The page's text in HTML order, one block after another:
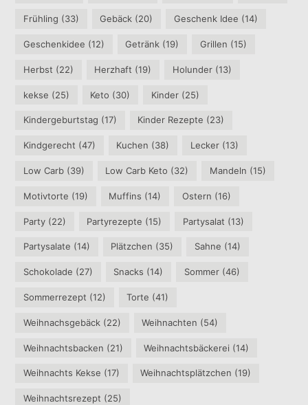
Frühling (33) Gebäck (20) Geschenk Idee (14)
Geschenkidee (12) Getränk (19) Grillen (15)
Herbst (22) Herzhaft (19) Holunder(13)
kekse (25) Keto (30) Kinder(25)
Kindergeburtstag (17) Kinder Rezepte (23)
Kindgerecht (47) Kuchen (38) Lecker(13)
Low Carb (39) Low Carb Keto (32) Mandeln (15)
Motivtorte (19) Muffins (14) Ostern (16)
Party (22) Partyrezepte (15) Partysalat (13)
Partysalate (14) Plätzchen (35) Sahne (14)
Schokolade (27) Snacks (14) Sommer(46)
Sommerrezept (12) Torte (41)
Weihnachsgebäck (22) Weihnachten (54)
Weihnachtsbacken (21) Weihnachtsbäckerei (14)
Weihnachts Kekse (17) Weihnachtsplätzchen (19)
Weihnachtsrezept (25)